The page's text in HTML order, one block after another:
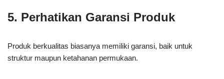
5. Perhatikan Garansi Produk
Produk berkualitas biasanya memiliki garansi, baik untuk
struktur maupun ketahanan permukaan.